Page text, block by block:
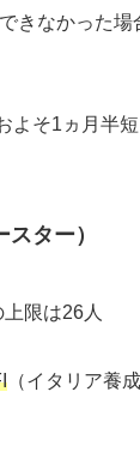
きなかった場
よそ1ヵ月半
ター）
限は26人
（イタリア養